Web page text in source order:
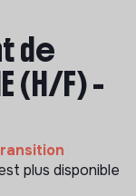
de
(H/F) -
plus disponible